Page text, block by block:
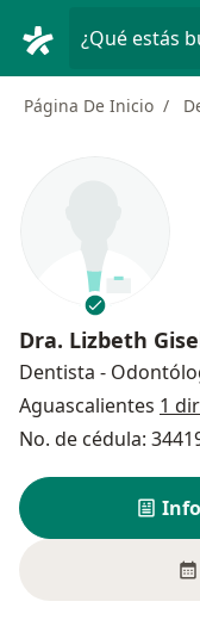
¿Qué estás
Página De Inicio
Dra. Lizbeth
Dentista -
Aguascalientes 1
No. de cédula: